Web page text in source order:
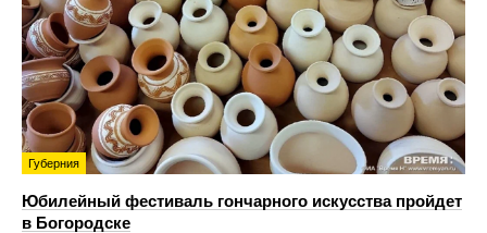
Губерния
Юбилейный фестиваль гончарного искусства пройдет
в Богородске